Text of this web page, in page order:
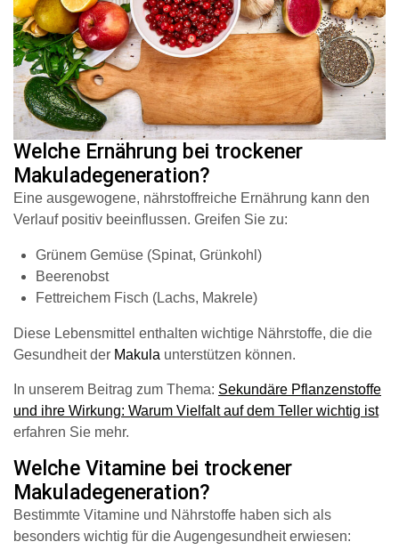
Welche Ernährung bei trockener
Makuladegeneration?
Eine ausgewogene, nährstoffreiche Ernährung kann den
Verlauf positiv beeinflussen. Greifen Sie zu:
Grünem Gemüse (Spinat, Grünkohl)
Beerenobst
Fettreichem Fisch (Lachs, Makrele)
Diese Lebensmittel enthalten wichtige Nährstoffe, die die
Gesundheit der Makula unterstützen können.
In unserem Beitrag zum Thema: Sekundäre Pflanzenstoffe
und ihre Wirkung: Warum Vielfalt auf dem Teller wichtig ist
erfahren Sie mehr.
Welche Vitamine bei trockener
Makuladegeneration?
Bestimmte Vitamine und Nährstoffe haben sich als
besonders wichtig für die Augengesundheit erwiesen: